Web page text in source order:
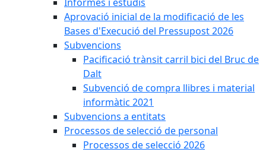
Aprovació inicial de la modificació de les
Bases d'Execució del Pressupost 2026
Subvencions
Pacificació trànsit carril bici del Bruc de
Dalt
Subvenció de compra llibres i material
informàtic 2021
Subvencions a entitats
Processos de selecció de personal
Processos de selecció 2026